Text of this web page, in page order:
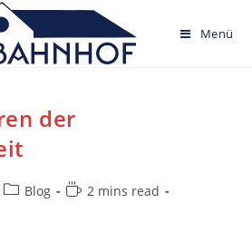
Menü
der
PostBlog
Reading
2 mins read